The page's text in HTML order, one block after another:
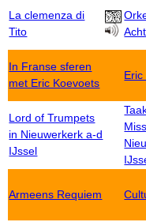
La clemenza di
Tito
In Franse sferen
met Eric Koevoets
Eric
Lord of Trumpets
in Nieuwerkerk a-d
IJssel
Armeens Requiem